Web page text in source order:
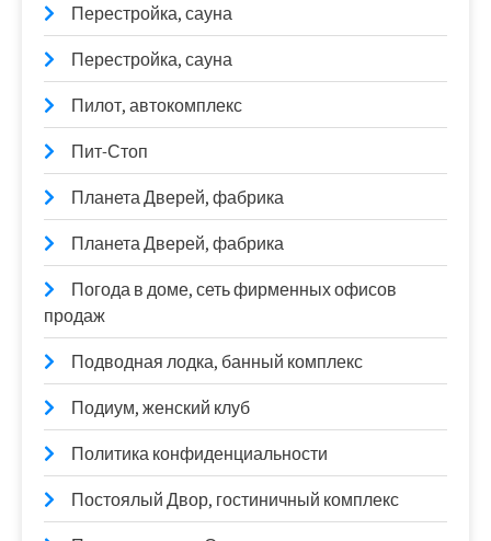
Перестройка, сауна
Перестройка, сауна
Пилот, автокомплекс
Пит-Стоп
Планета Дверей, фабрика
Планета Дверей, фабрика
Погода в доме, сеть фирменных офисов
продаж
Подводная лодка, банный комплекс
Подиум, женский клуб
Политика конфиденциальности
Постоялый Двор, гостиничный комплекс